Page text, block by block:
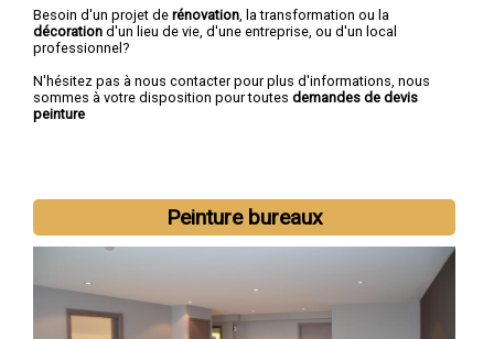
Besoin d'un projet de rénovation , la transformation ou la
décoration d'un lieu de vie, d'une entreprise, ou d'un local
professionnel?
N'hésitez pas à nous contacter pour plus d'informations, nous
sommes à votre disposition pour toutes demandes de devis
peinture
Peinture bureaux